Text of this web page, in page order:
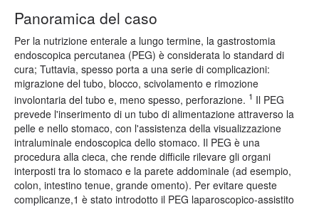
Panoramica del caso
Per la nutrizione enterale a lungo termine, la gastrostomia
endoscopica percutanea (PEG) è considerata lo standard di
cura; Tuttavia, spesso porta a una serie di complicazioni:
migrazione del tubo, blocco, scivolamento e rimozione
involontaria del tubo e, meno spesso, perforazione. 1 Il PEG
prevede l'inserimento di un tubo di alimentazione attraverso la
pelle e nello stomaco, con l'assistenza della visualizzazione
intraluminale endoscopica dello stomaco. Il PEG è una
procedura alla cieca, che rende difficile rilevare gli organi
interposti tra lo stomaco e la parete addominale (ad esempio,
colon, intestino tenue, grande omento). Per evitare queste
complicanze,1 è stato introdotto il PEG laparoscopico-assistito